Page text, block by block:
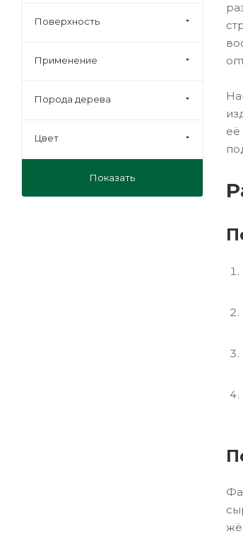
её
Поверхность
Применение
Порода дерева
Цвет
Показать